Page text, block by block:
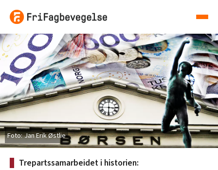
Jan Erik Østlie
Trepartssamarbeidet i historien: